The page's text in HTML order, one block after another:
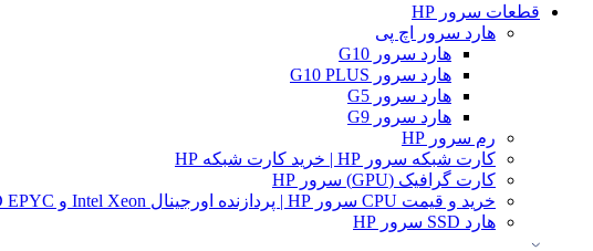
قطعات سرور HP
هارد سرور اچ پی
هارد سرور G10
هارد سرور G10 PLUS
هارد سرور G5
هارد سرور G9
رم سرور HP
کارت شبکه سرور HP | خرید کارت شبکه HP
کارت گرافیک (GPU) سرور HP
خرید و قیمت CPU سرور HP | پردازنده اورجینال Intel Xeon و AMD EPYC
هارد SSD سرور HP